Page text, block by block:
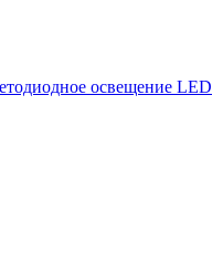
освещение LED